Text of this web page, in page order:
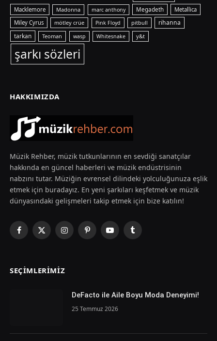
Macklemore Madonna marc anthony Megadeth
Metallica
Miley Cyrus
mötley crüe Pink Floyd pitbull rihanna
tarkan Teoman wasp Whitesnake y&t
şarkı sözleri
HAKKIMIZDA
Müzik Rehber, müzik tutkunlarının en sevdiği sanatçılar
hakkında en güncel haberleri ve müzik endüstrisinin
nabzını tutar. Müziğin evrensel dilindeki yolculuğunuza eşlik
etmek için buradayız. En yeni şarkıları keşfetmek ve müzik
dünyasındaki gelişmeleri takip etmek için bize katılın!
Facebook
X
InstagramPinterestYouTubeTumblr
SEÇIMLERIMIZ
DeFacto ile Aile Boyu Moda Deneyimi!
25 Temmuz 2026